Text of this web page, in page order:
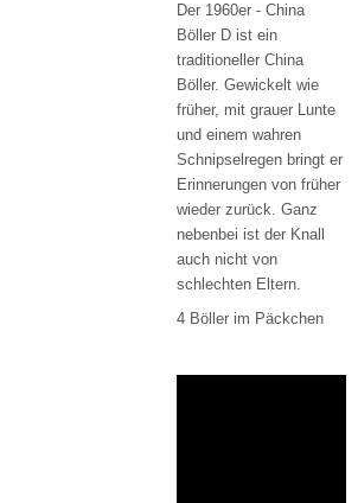
Der 1960er - China
Böller D ist ein
traditioneller China
Böller. Gewickelt wie
früher, mit grauer Lunte
und einem wahren
Schnipselregen bringt er
Erinnerungen von früher
wieder zurück. Ganz
nebenbei ist der Knall
auch nicht von
schlechten Eltern.
4 Böller im Päckchen